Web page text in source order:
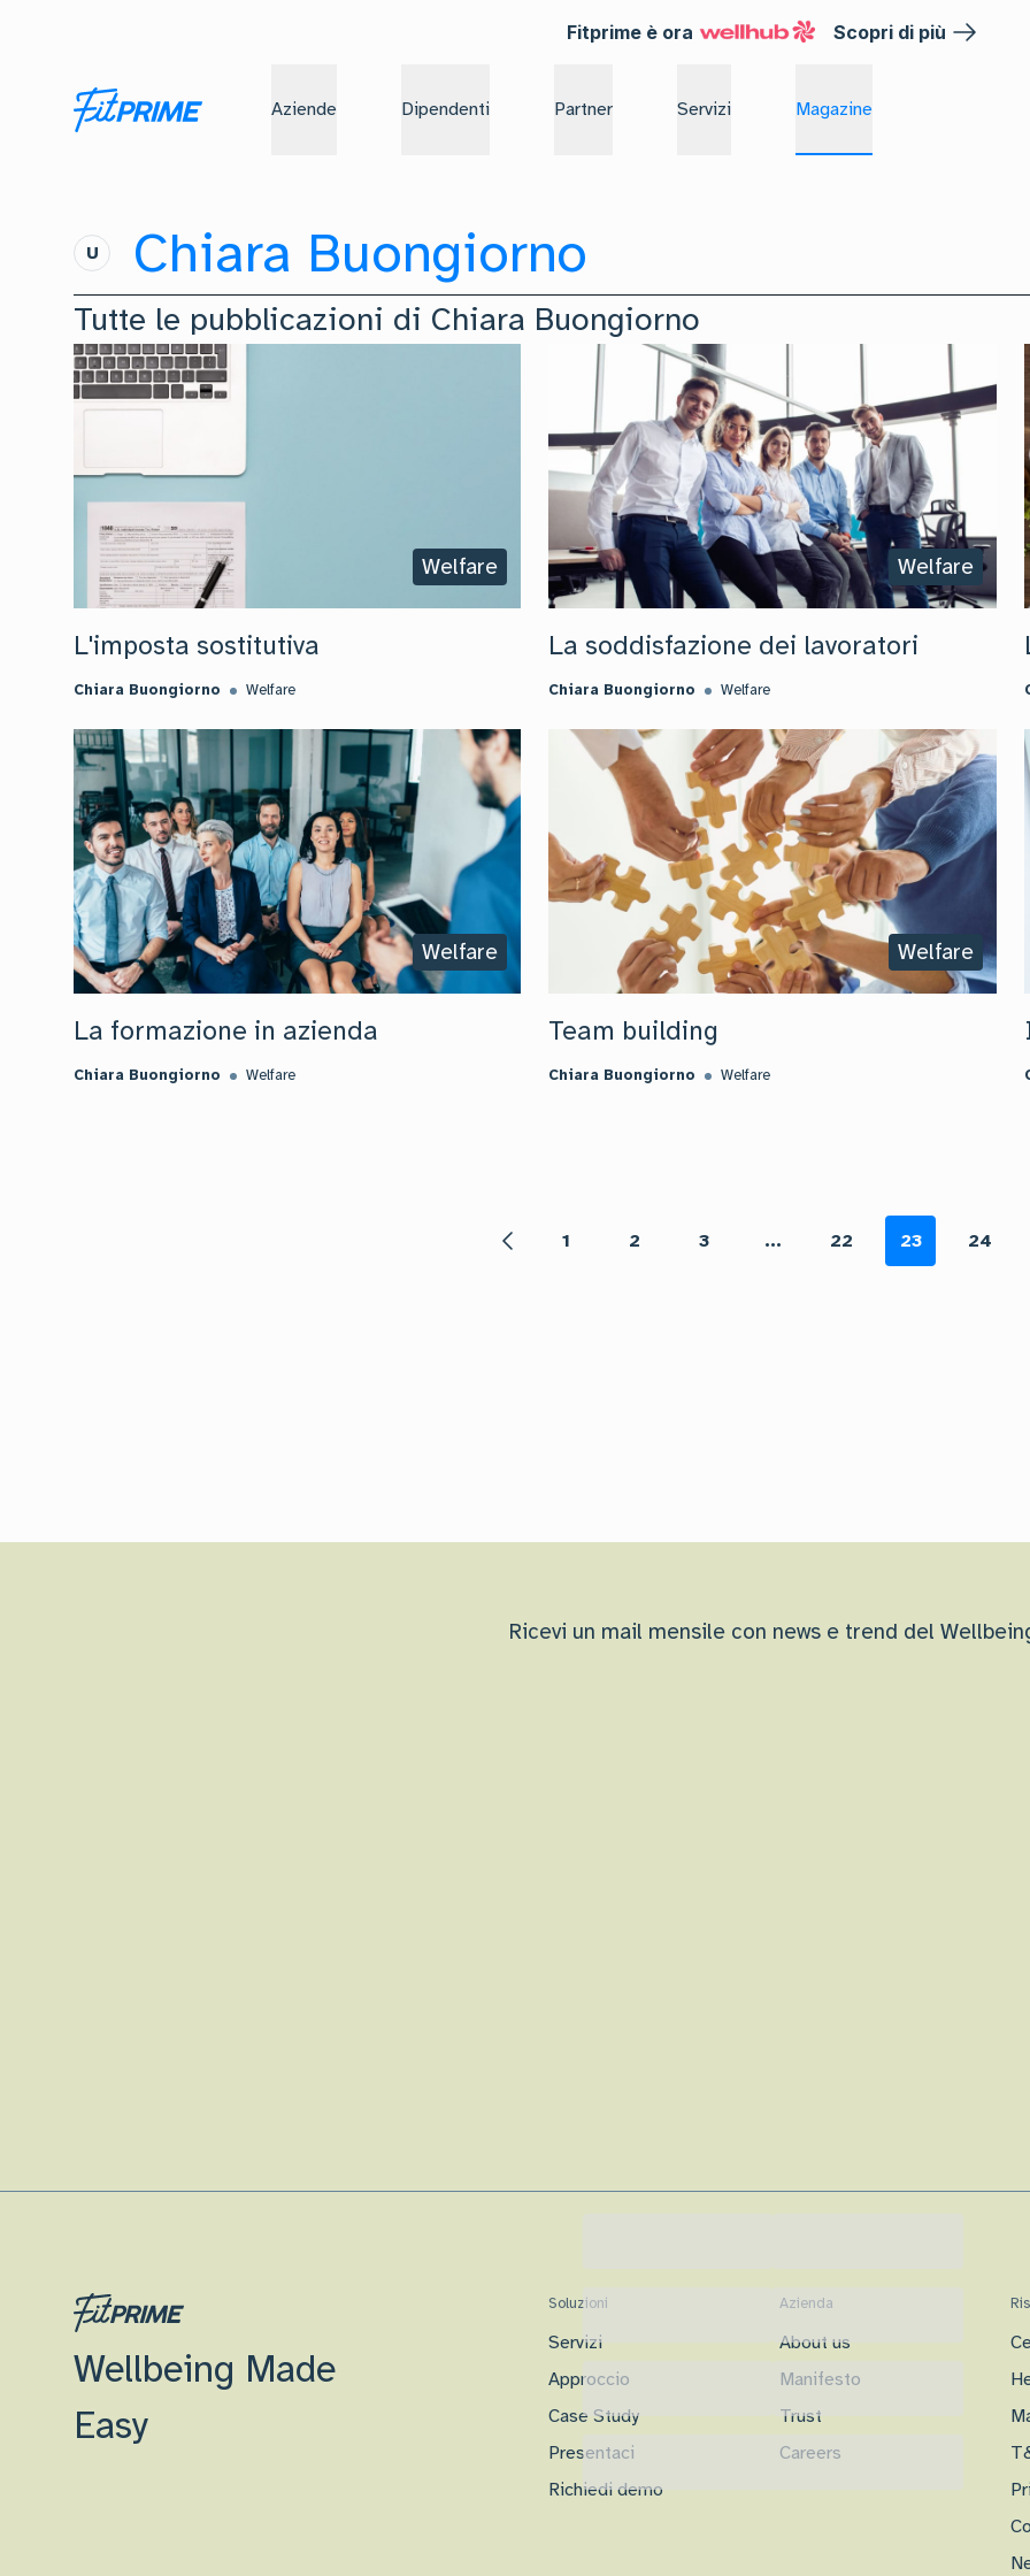
Fitprime è ora Scopri di più
Aziende Dipendenti Partner Servizi Magazine
U Chiara Buongiorno
Tutte le pubblicazioni di Chiara Buongiorno
Welfare
L'imposta sostitutiva
Chiara Buongiorno Welfare
Welfare
La soddisfazione dei lavoratori
Chiara Buongiorno Welfare
Welfare
La formazione in azienda
Chiara Buongiorno Welfare
Welfare
Team building
Chiara Buongiorno Welfare
1 2 3 ... 22 23 24
Ricevi un mail mensile con news e trend del
Wellbeing Made
Easy
Soluzioni
Servizi
Approccio
Case Study
Presentaci
Richiedi demo
Azienda
About us
Manifesto
Trust
Careers